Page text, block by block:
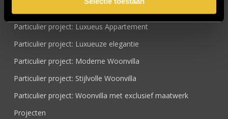
Particulier project: Luxueus Appartement
Particulier project: Luxueuze elegantie
Particulier project: Moderne Woonvilla
Particulier project: Stijlvolle Woonvilla
Particulier project: Woonvilla met exclusief maatwerk
Projecten